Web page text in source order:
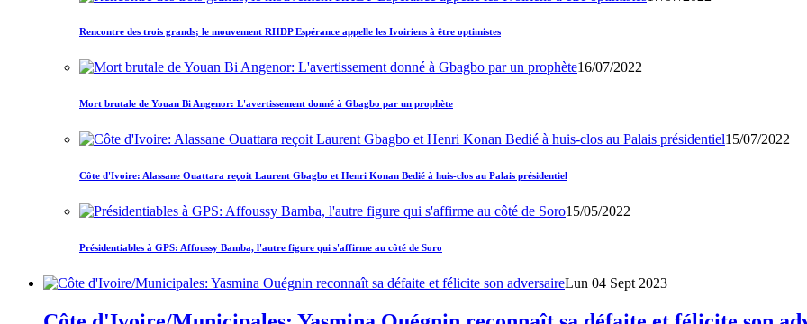
Rencontre des trois grands; le mouvement RHDP Espérance appelle les Ivoiriens à être optimistes
16/07/2022
Mort brutale de Youan Bi Angenor: L'avertissement donné à Gbagbo par un prophète
15/07/2022
Côte d'Ivoire: Alassane Ouattara reçoit Laurent Gbagbo et Henri Konan Bedié à huis-clos au Palais présidentiel
15/05/2022
Présidentiables à GPS: Affoussy Bamba, l'autre figure qui s'affirme au côté de Soro
Lun 04 Sept 2023